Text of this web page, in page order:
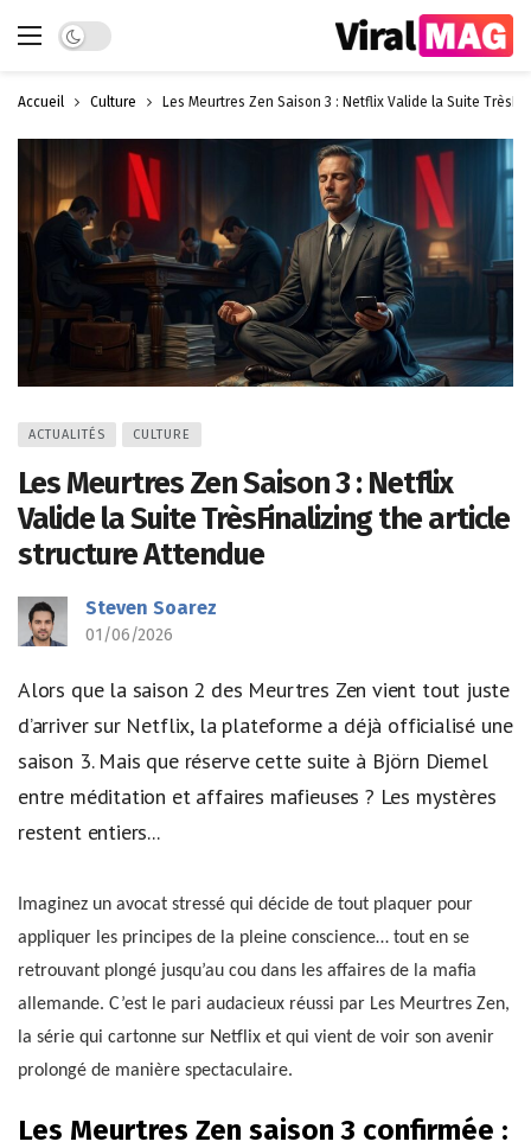
Dark mode
Accueil Culture Les Meurtres Zen Saison 3 : Netflix Valide la Suite
ACTUALITÉS CULTURE
Les Meurtres Zen Saison 3 : Netflix
Valide la Suite TrèsFinalizing the article
structure Attendue
Steven Soarez
01/06/2026
Alors que la saison 2 des Meurtres Zen vient tout juste
d’arriver sur Netflix, la plateforme a déjà officialisé une
saison 3. Mais que réserve cette suite à Björn Diemel
entre méditation et affaires mafieuses ? Les mystères
restent entiers...
Imaginez un avocat stressé qui décide de tout plaquer pour
appliquer les principes de la pleine conscience… tout en se
retrouvant plongé jusqu’au cou dans les affaires de la mafia
allemande. C’est le pari audacieux réussi par Les Meurtres Zen,
la série qui cartonne sur Netflix et qui vient de voir son avenir
prolongé de manière spectaculaire.
Les Meurtres Zen saison 3 confirmée :